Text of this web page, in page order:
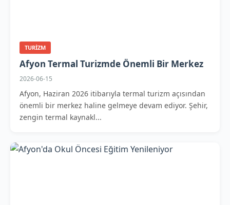
TURIZM
Afyon Termal Turizmde Önemli Bir Merkez
2026-06-15
Afyon, Haziran 2026 itibarıyla termal turizm açısından
önemli bir merkez haline gelmeye devam ediyor. Şehir,
zengin termal kaynakl...